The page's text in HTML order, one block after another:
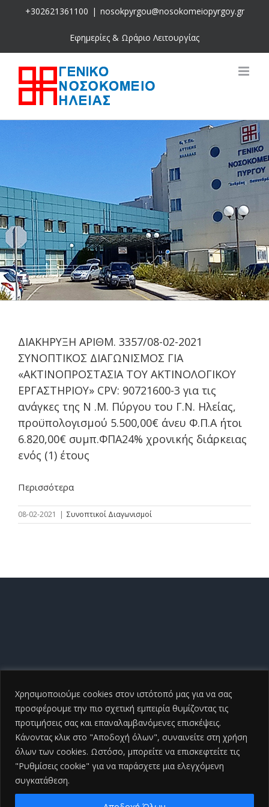
Χρησιμοποιούμε cookies στον ιστότοπό μας για να σας
προσφέρουμε την πιο σχετική εμπειρία θυμίζοντας τις
προτιμήσεις σας και επαναλαμβανόμενες επισκέψεις.
Κάνοντας κλικ στο "Αποδοχή όλων", συναινείτε στη χρήση
όλων των cookies. Ωστόσο, μπορείτε να επισκεφτείτε τις
"Ρυθμίσεις cookie" για να παράσχετε μια ελεγχόμενη
συγκατάθεση.
+302621361100 | nosokpyrgou@nosokomeiopyrgoy.gr
Εφημερίες & Ωράριο Λειτουργίας
ΔΙΑΚΗΡΥΞΗ ΑΡΙΘΜ. 3357/08-02-2021
ΣΥΝΟΠΤΙΚΟΣ ΔΙΑΓΩΝΙΣΜΟΣ ΓΙΑ
«ΑΚΤΙΝΟΠΡΟΣΤΑΣΙΑ ΤΟΥ ΑΚΤΙΝΟΛΟΓΙΚΟΥ
ΕΡΓΑΣΤΗΡΙΟΥ» CPV: 90721600-3 για τις
ανάγκες της Ν .Μ. Πύργου του Γ.Ν. Ηλείας,
προϋπολογισμού 5.500,00€ άνευ Φ.Π.Α ήτοι
6.820,00€ συμπ.ΦΠΑ24% χρονικής διάρκειας
ενός (1) έτους
Περισσότερα
08-02-2021 | Συνοπτικοί Διαγωνισμοί
Copyright ©2026 Γενικό Νοσοκομείο Ηλείας |All Rights
2026 | Developed by